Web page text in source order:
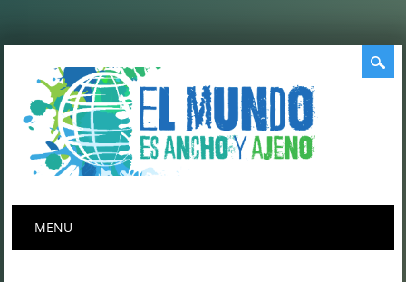
Menú principal
MENU